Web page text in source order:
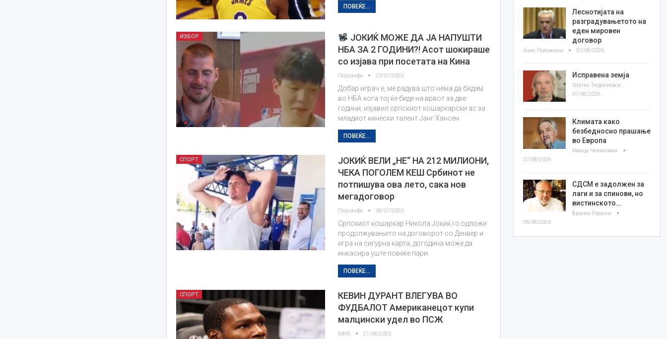
ПОВЕЌЕ...
ИЗБОР
ЈОКИЌ МОЖЕ ДА ЈА НАПУШТИ
НБА ЗА 2 ГОДИНИ?! Асот шокираше
со изјава при посетата на Кина
Плусинфо 23/07/2025
Добар играч е, ме радува што нема да бидам
во НБА кога тој ќе биде на врвот за две
години, изјавил српскиот кошаркарски ас за
младиот кинески талент Јанг Хансен.
ПОВЕЌЕ...
СПОРТ
ЈОКИЌ ВЕЛИ „НЕ“ НА 212 МИЛИОНИ,
ЧЕКА ПОГОЛЕМ КЕШ Србинот не
потпишува ова лето, сака нов
мегадоговор
Плусинфо 09/07/2025
Српскиот кошаркар Никола Јокиќ го одложи
продолжувањето на договорот со Денвер и
игра на сигурна карта, догодина може да
инкасира уште повеќе пари.
ПОВЕЌЕ...
СПОРТ
КЕВИН ДУРАНТ ВЛЕГУВА ВО
ФУДБАЛОТ Американецот купи
малцински удел во ПСЖ
МИА 21/06/2025
Леснотијата на
разградувањетото на
еден мировен
договор
Азис Положани 07/08/2026
Исправена земја
Златко Теодосиевски
07/08/2026
Климата како
безбедносно прашање
во Европа
Ивица Челиковиќ
07/08/2026
СДСМ е задолжен за
лаги и за спинови, но
вистинското…
Бранко Героски
06/08/2026